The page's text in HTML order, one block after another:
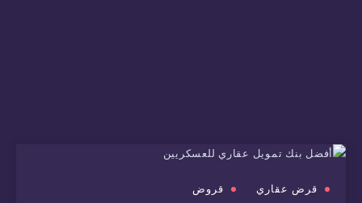
قرض عقاري قروض